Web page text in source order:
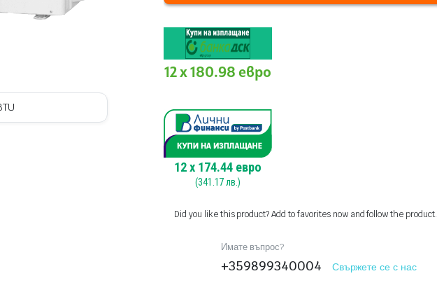
E
CURVE
White
WiFi
quantity
12 x 180.98 евро
12x 174.44евро
(341.17лв.)
Did you like this product? Add to favorites now and follow the product.
Имате въпрос?
+359899340004 Свържете се с нас